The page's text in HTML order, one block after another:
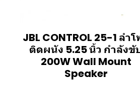
JBL CONTROL 25-1 ลำ
ติดผนัง 5.25 นิ้ว กำลังขั
200W Wall Mount
Speaker